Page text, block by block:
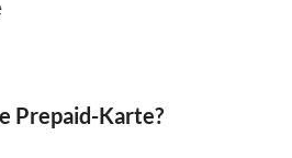
Prepaid-Karte?